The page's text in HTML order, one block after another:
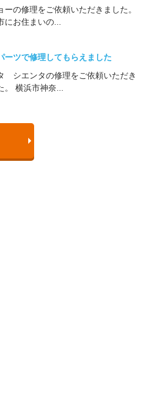
ーの修理をご依頼いただきました。
にお住まいの...
ーツで修理してもらえました
シエンタの修理をご依頼いただき
。 横浜市神奈...